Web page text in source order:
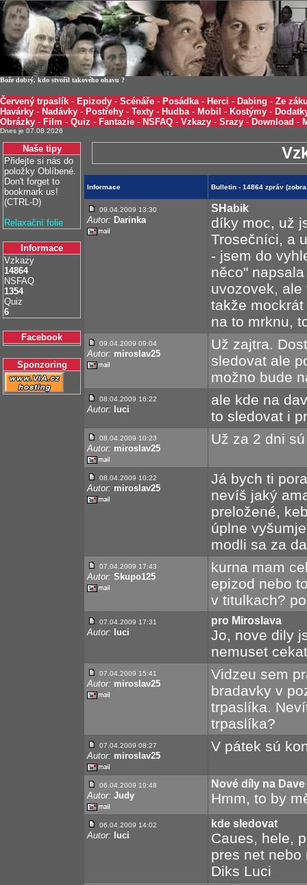
Bože dobrý, kdo stvořil takového ohavu ?
Červený trpaslík - Epizody - Scénáře - Posádka- Herci - Dabing - Ze
Havárky - Nadávky - Postřehy - Texty - Hudba- Mobil - Kostýmy -
Obrázky - Film - Quiz - Fantazie - NSFAQ - Vzkazy - Srazy - Download -
Dnes je 07.08.2026
Naše tipy
Přidejte si nás do
položky Oblíbené.
Don't forget to
bookmark us!
(CTRL-D)
Relaxační folie
Informace
Vzkazy
14864
NSFAQ
1354
Quiz
6
Facebook
Sponzoring
Informace Bulletin - 14864 zpráv
09.04.2009 13:30
Autor: Darinka
SHabik
díky moc, už
Trosečníci, a
- jsem do
něco"
uvozovek,
takže
na to mrknu,
09.04.2009 09:04
Autor: miroslav25
Už zajtra.
sledovat ale
možno bude
08.04.2009 16:22
Autor: luci
ale kde na
to sledovat i
08.04.2009 10:23
Autor: miroslav25
Už za 2 dni
08.04.2009 10:22
Autor: miroslav25
Já bych ti
nevíš jaký
preložené,
úplne
modli sa za
07.04.2009 17:43
Autor: Skupo125
kurna mam
epizod nebo
v titulkach?
07.04.2009 17:31
Autor: luci
pro Miroslava
Jo, nove dily
nemuset
07.04.2009 15:41
Autor: miroslav25
Vidzeu sem
bradavky v
trpaslíka.
trpaslíka?
07.04.2009 08:27
Autor: miroslav25
V pátek sú
06.04.2009 19:48
Autor: Judy
Nové díly na Dave
Hmm, to by
06.04.2009 14:02
Autor: luci
kde sledovat
Caues, hele,
pres net nebo
Diks Luci